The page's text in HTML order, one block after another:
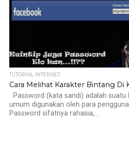
TUTORIAL INTERNET
Cara Melihat Karakter Bintang Di
Password (kata sandi) adalah suatu
umum digunakan oleh para
Password sifatnya rahasia,...